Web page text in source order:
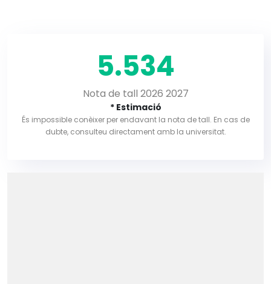
5.534
Nota de tall 2026 2027
* Estimació
És impossible conèixer per endavant la nota de tall. En cas de
dubte, consulteu directament amb la universitat.